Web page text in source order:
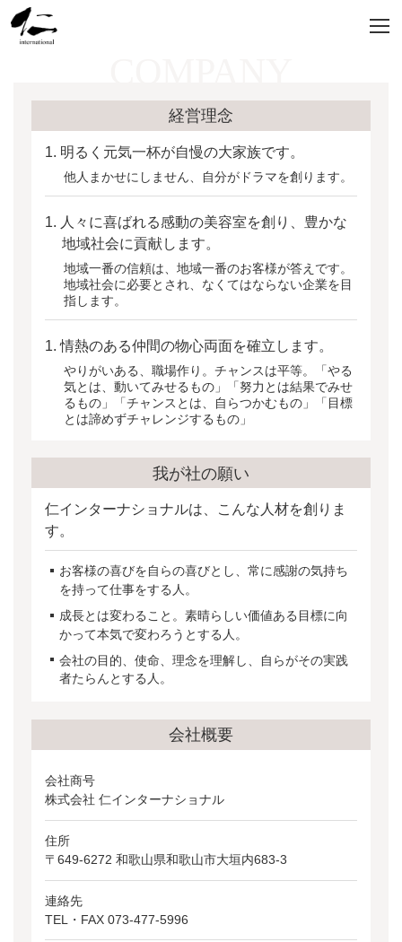
経営理念
1. 明るく元気一杯が自慢の大家族です。
他人まかせにしません、自分がドラマを創ります。
1. 人々に喜ばれる感動の美容室を創り、豊かな
地域社会に貢献します。
地域一番の信頼は、地域一番のお客様が答えです。
地域社会に必要とされ、なくてはならない企業を目
指します。
1. 情熱のある仲間の物心両面を確立します。
やりがいある、職場作り。チャンスは平等。「やる
気とは、動いてみせるもの」
「努力とは結果でみせ
るもの」
「チャンスとは、 自らつかむもの」
「目標
とは諦めずチャレンジするもの」
我が社の願い
仁インターナショナルは、こんな人材を創りま
す。
お客様の喜びを自らの喜びとし、常に感謝の気持ち
を持って仕事をする人。
成長とは変わること。素晴らしい価値ある目標に向
かって本気で変わろうとする人。
会社の目的、使命、理念を理解し、自らがその実践
者たらんとする人。
会社概要
会社商号
株式会社 仁インターナショナル
住所
〒649-6272 和歌山県和歌山市大垣内683-3
連絡先
TEL・FAX 073-477-5996